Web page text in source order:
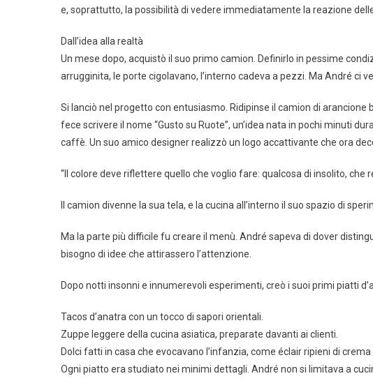
e, soprattutto, la possibilità di vedere immediatamente la reazione
Dall’idea alla realtà
Un mese dopo, acquistò il suo primo camion. Definirlo in pessime
arrugginita, le porte cigolavano, l’interno cadeva a pezzi. Ma André ci
Si lanciò nel progetto con entusiasmo. Ridipinse il camion di
fece scrivere il nome “Gusto su Ruote”, un’idea nata in pochi minuti
caffè. Un suo amico designer realizzò un logo accattivante che ora
“Il colore deve riflettere quello che voglio fare: qualcosa di insolito, che
Il camion divenne la sua tela, e la cucina all’interno il suo spazio di
Ma la parte più difficile fu creare il menù. André sapeva di dover
bisogno di idee che attirassero l’attenzione.
Dopo notti insonni e innumerevoli esperimenti, creò i suoi primi piatti
Tacos d’anatra con un tocco di sapori orientali.
Zuppe leggere della cucina asiatica, preparate davanti ai clienti.
Dolci fatti in casa che evocavano l’infanzia, come éclair ripieni di
Ogni piatto era studiato nei minimi dettagli. André non si limitava a